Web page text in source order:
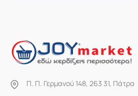
Π. Π. Γερμανού 148, 263 31, Πάτρα